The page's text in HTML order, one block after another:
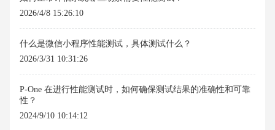
2026/4/8 15:26:10
什么是微信小程序性能测试，具体测试什么？
2026/3/31 10:31:26
P-One 在进行性能测试时，如何确保测试结果的准确性和可靠
性？
2024/9/10 10:14:12